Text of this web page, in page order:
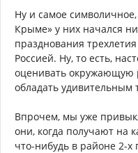
Ну и самое
Крыме» у них начался
празднования
Россией. Ну, то есть,
оценивать окружающую
обладать удивительным
Впрочем, мы уже
они, когда получают на
что-нибудь в районе 2-х